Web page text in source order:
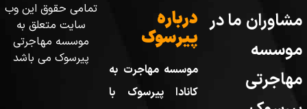
مشاوران ما در
موسسه
مهاجرتی
درباره
پیرسوک
موسسه مهاجرت به
کانادا پیرسوک با
تمامی حقوق این وب
سایت متعلق به
موسسه مهاجرتی
پیرسوک می باشد